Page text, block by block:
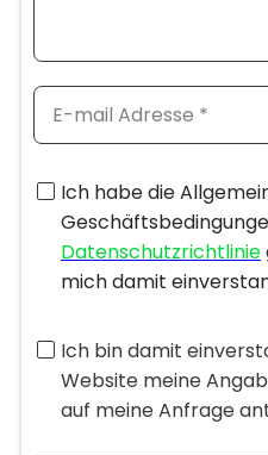
Ich habe die
Datenschutzrichtlinie
mich damit
Ich bin damit
Website meine
auf meine Anfrage